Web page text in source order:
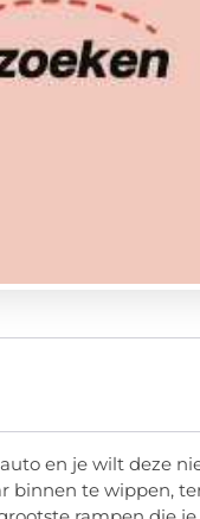
en je wilt deze
binnen te wippen,
rampen die je